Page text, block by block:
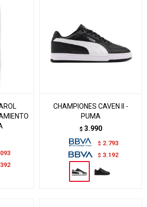
CHAMPIONES CAVEN II -
PUMA
$ 3.990
$ 2.793
$ 3.192